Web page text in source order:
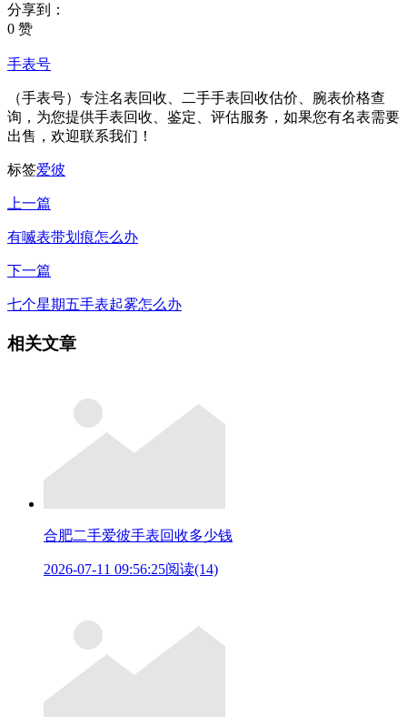
分享到：
0 赞
手表号
（手表号）专注名表回收、二手手表回收估价、腕表价格查
询，为您提供手表回收、鉴定、评估服务，如果您有名表需要
出售，欢迎联系我们！
标签爱彼
上一篇
有喴表带划痕怎么办
下一篇
七个星期五手表起雾怎么办
相关文章
合肥二手爱彼手表回收多少钱
2026-07-11 09:56:25阅读(14)